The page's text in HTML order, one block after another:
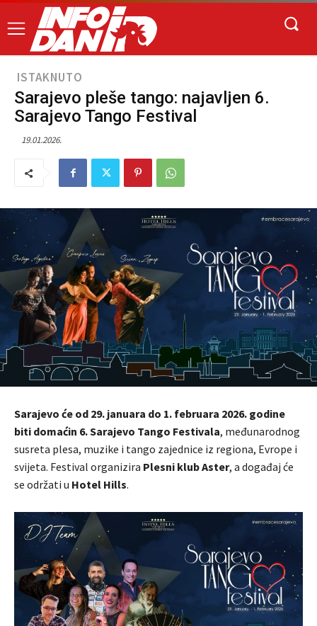
ISTAKNUTO
Sarajevo pleše tango: najavljen 6.
Sarajevo Tango Festival
19.01.2026.
Sarajevo će od 29. januara do 1. februara 2026. godine
biti domaćin 6. Sarajevo Tango Festivala, međunarodnog
susreta plesa, muzike i tango zajednice iz regiona, Evrope i
svijeta. Festival organizira Plesni klub Aster, a događaj će
se održati u Hotel Hills.